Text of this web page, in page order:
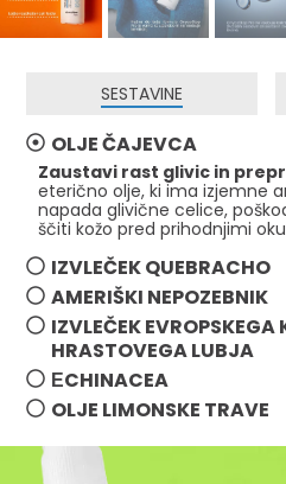
SESTAVINE
OLJE ČAJEVCA
Zaustavi rast glivic in
eterično olje, ki ima izjemne
napada glivične celice,
ščiti kožo pred prihodnjimi
IZVLEČEK QUEBRACHO
AMERIŠKI NEPOZEBNIK
IZVLEČEK
HRASTOVEGA LUBJA
ЕCHINACEA
OLJE LIMONSKE TRAVE